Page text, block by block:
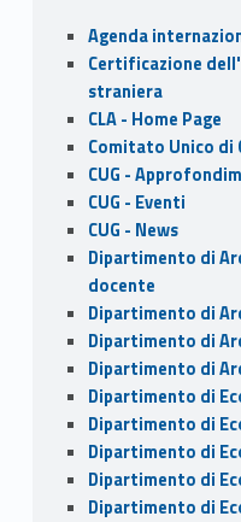
Sidebar
Agenda
Certificazione
straniera
CLA - Home Page
Comitato Unico di
CUG -
CUG - Eventi
CUG - News
Dipartimento di
docente
Dipartimento di
Dipartimento di
Dipartimento di
Dipartimento di
Dipartimento di
Dipartimento di
Dipartimento di
Dipartimento di